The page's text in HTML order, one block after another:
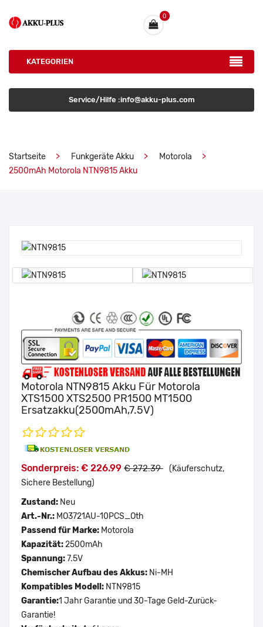
0
KATEGORIEN
Service/Hilfe :info@akku-plus.com
Startseite Funkgeräte Akku
Motorola
2500mAh Motorola NTN9815 Akku
Motorola NTN9815 Akku Für Motorola
XTS1500 XTS2500 PR1500 MT1500
Ersatzakku(2500mAh,7.5V)
Sonderpreis: € 226.99 € 272.39 (Käuferschutz,
Sichere Bestellung)
Zustand: Neu
Art.-Nr.: MO3721AU-10PCS_Oth
Passend für Marke: Motorola
Kapazität:2500mAh
Spannung:7.5V
Chemischer Aufbau des Akkus: Ni-MH
Kompatibles Modell: NTN9815
Garantie:1 Jahr Garantie und 30-Tage Geld-Zurück-
Garantie!